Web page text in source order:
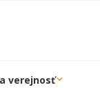
verejnosť